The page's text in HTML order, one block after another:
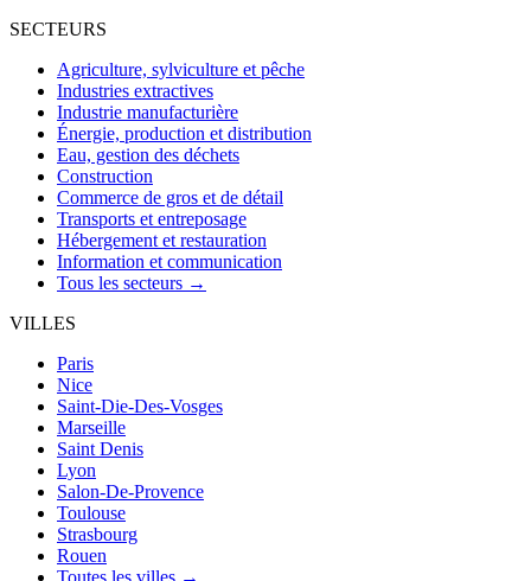
SECTEURS
Agriculture, sylviculture et pêche
Industries extractives
Industrie manufacturière
Énergie, production et distribution
Eau, gestion des déchets
Construction
Commerce de gros et de détail
Transports et entreposage
Hébergement et restauration
Information et communication
Tous les secteurs →
VILLES
Paris
Nice
Saint-Die-Des-Vosges
Marseille
Saint Denis
Lyon
Salon-De-Provence
Toulouse
Strasbourg
Rouen
Toutes les villes →